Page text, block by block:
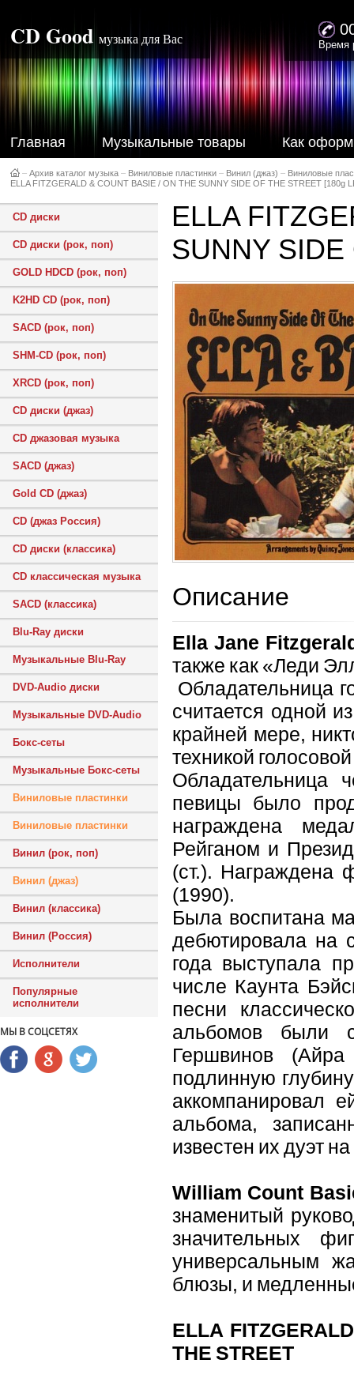
CD Good музыка для Вас Время
Главная Музыкальные товары Как
– Архив каталог музыка – Виниловые пластинки – Винил (джаз) – Виниловые
ELLA FITZGERALD & COUNT BASIE / ON THE SUNNY SIDE OF THE STREET [180g
CD диски
CD диски (рок, поп)
GOLD HDCD (рок, поп)
K2HD CD (рок, поп)
SACD (рок, поп)
SHM-CD (рок, поп)
XRCD (рок, поп)
CD диски (джаз)
CD джазовая музыка
SACD (джаз)
Gold CD (джаз)
CD (джаз Россия)
CD диски (классика)
CD классическая музыка
SACD (классика)
Blu-Ray диски
Музыкальные Blu-Ray
DVD-Audio диски
Музыкальные DVD-Audio
Бокс-сеты
Музыкальные Бокс-сеты
Виниловые пластинки
Виниловые пластинки
Винил (рок, поп)
Винил (джаз)
Винил (классика)
Винил (Россия)
Исполнители
Популярные
исполнители
МЫ В СОЦСЕТЯХ
ELLA
SUNNY
Описание
Ella Jane
также как «Леди
Обладательница
считается одной
крайней мере,
техникой
Обладательница
певицы было
награждена
Рейганом и
(ст.). Награждена
(1990).
Была воспитана
дебютировала на
года выступала
числе Каунта
песни
альбомов были
Гершвинов
подлинную
аккомпанировал
альбома,
известен их дуэт
William Count
знаменитый
значительных
универсальным
блюзы, и
ELLA
THE STREET